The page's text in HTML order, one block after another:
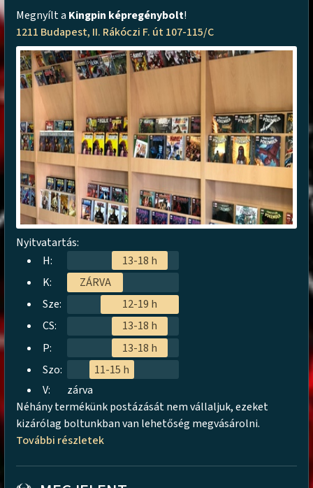
Megnyílt a Kingpin képregénybolt!
1211 Budapest, II. Rákóczi F. út 107-115/C
Nyitvatartás:
H:
13-18 h
K:
ZÁRVA
Sze:
12-19 h
CS:
13-18 h
P:
13-18 h
Szo:
11-15 h
V:
zárva
Néhány termékünk postázását nem vállaljuk, ezeket
kizárólag boltunkban van lehetőség megvásárolni.
További részletek